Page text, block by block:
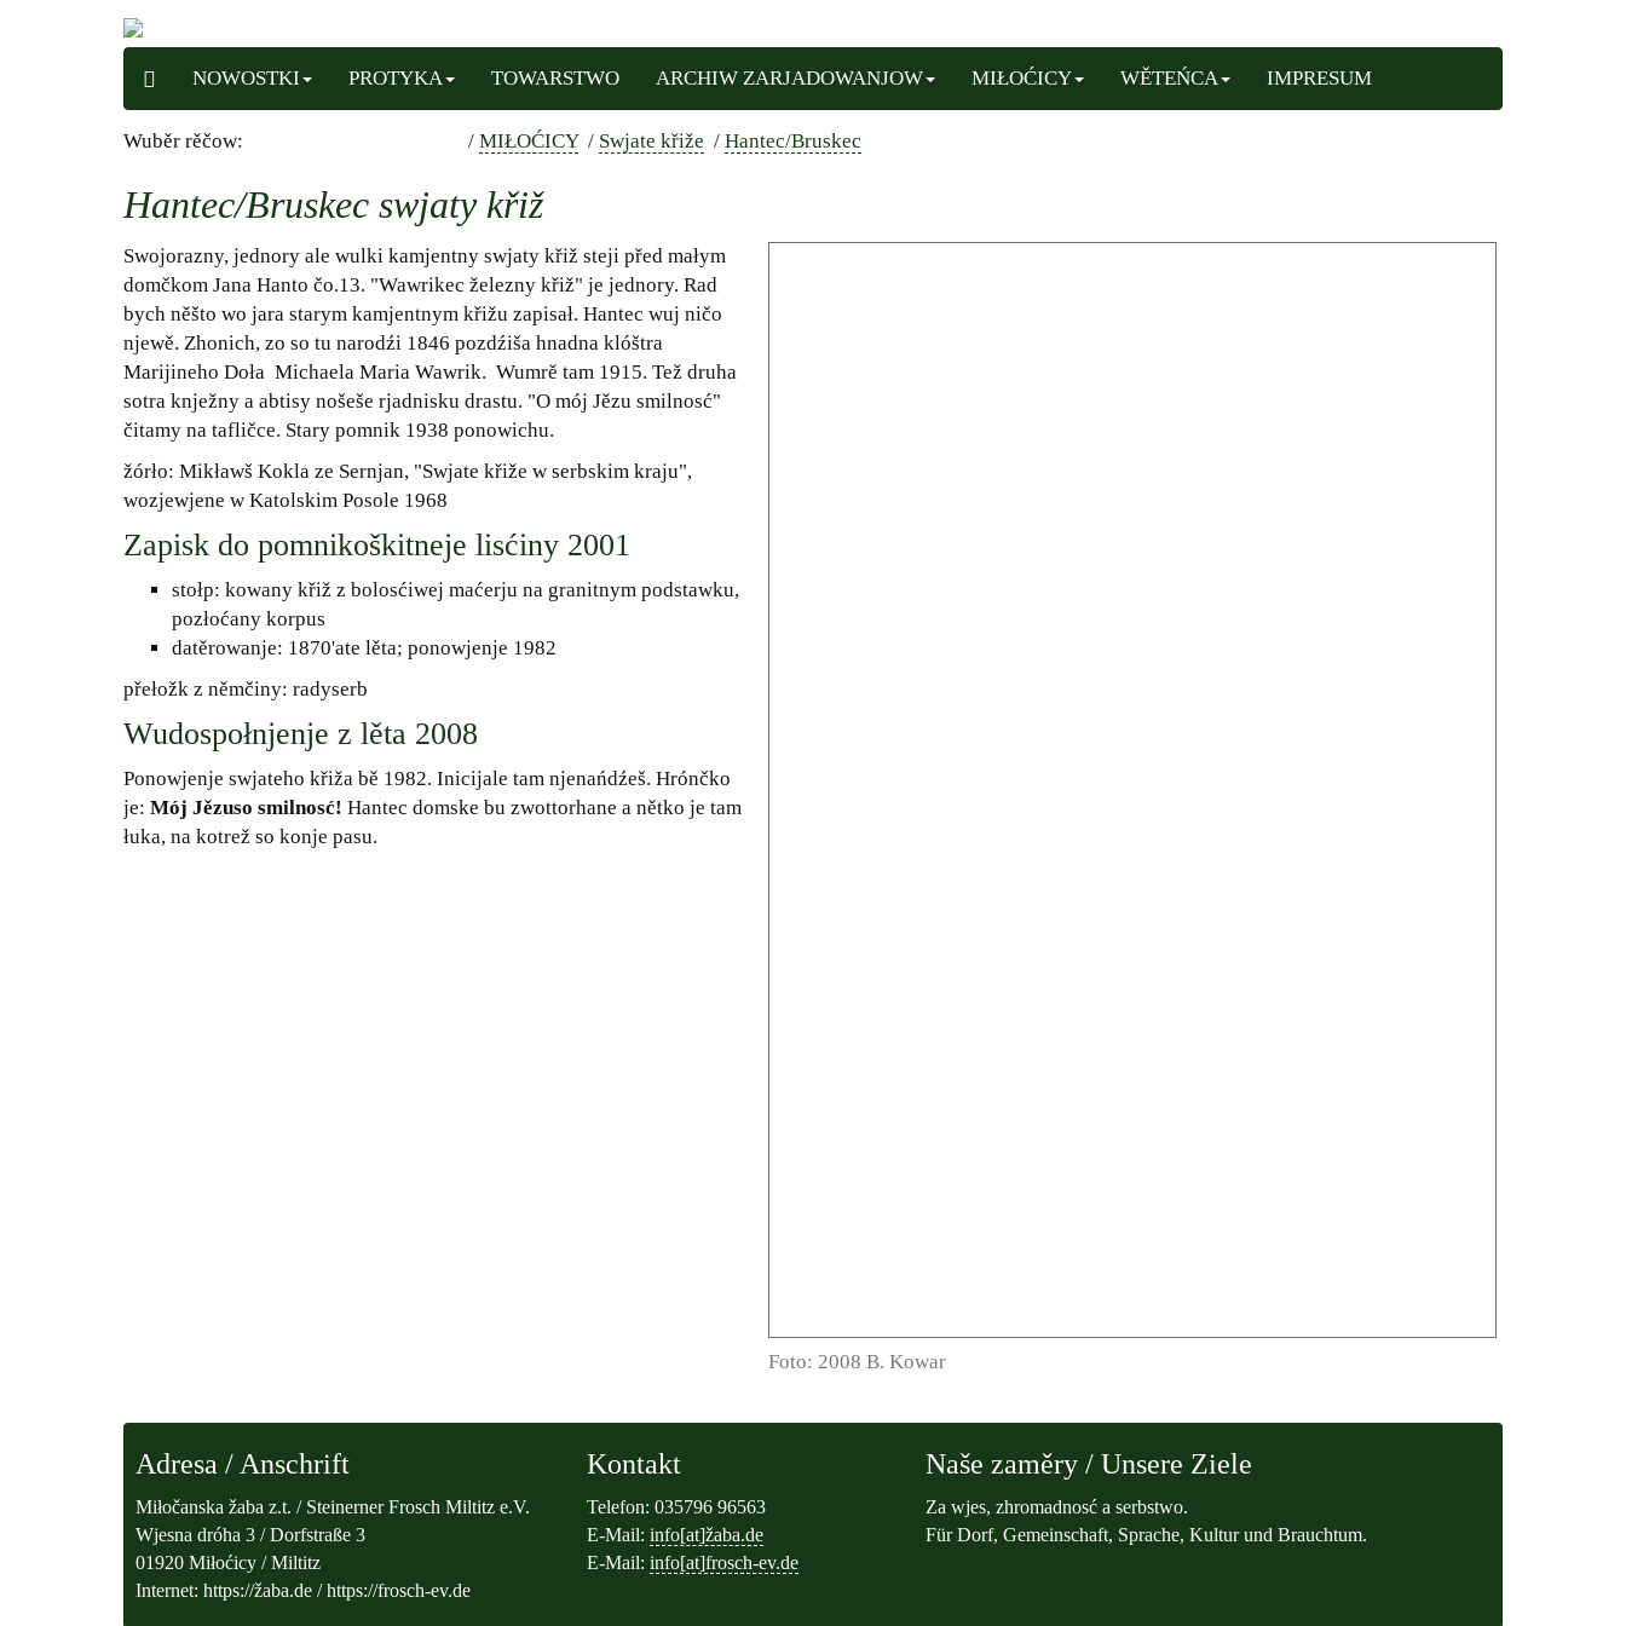
NOWOSTKI PROTYKA TOWARSTWO ARCHIW ZARJADOWANJOW MIŁOĆICY WĚTEŃCA IMPRESUM
Wuběr rěčow: / MIŁOĆICY/ Swjate křiže / Hantec/Bruskec
Hantec/Bruskec swjaty křiž
Foto: 2008 B. Kowar
Swojorazny, jednory ale wulki kamjentny swjaty křiž steji před małym
domčkom Jana Hanto čo.13. "Wawrikec železny křiž" je jednory. Rad
bych něšto wo jara starym kamjentnym křižu zapisał. Hantec wuj ničo
njewě. Zhonich, zo so tu narodźi 1846 pozdźiša hnadna klóštra
Marijineho Doła Michaela Maria Wawrik. Wumrě tam 1915. Tež druha
sotra knježny a abtisy nošeše rjadnisku drastu. "O mój Jězu smilnosć"
čitamy na tafličce. Stary pomnik 1938 ponowichu.
žórło: Mikławš Kokla ze Sernjan, "Swjate křiže w serbskim kraju",
wozjewjene w Katolskim Posole 1968
Zapisk do pomnikoškitneje lisćiny 2001
stołp: kowany křiž z bolosćiwej maćerju na granitnym podstawku,
pozłoćany korpus
datěrowanje: 1870'ate lěta; ponowjenje 1982
přełožk z němčiny: radyserb
Wudospołnjenje z lěta 2008
Ponowjenje swjateho křiža bě 1982. Inicijale tam njenańdźeš. Hrónčko
je: Mój Jězuso smilnosć! Hantec domske bu zwottorhane a nětko je tam
łuka, na kotrež so konje pasu.
Adresa / Anschrift
Miłočanska žaba z.t. / Steinerner Frosch Miltitz e.V.
Wjesna dróha 3 / Dorfstraße 3
01920 Miłoćicy / Miltitz
Internet: https://žaba.de / https://frosch-ev.de
Kontakt
Telefon: 035796 96563
E-Mail:info[at]žaba.de
E-Mail:info[at]frosch-ev.de
Naše zaměry / Unsere Ziele
Za wjes, zhromadnosć a serbstwo.
Für Dorf, Gemeinschaft, Sprache, Kultur und Brauchtum.